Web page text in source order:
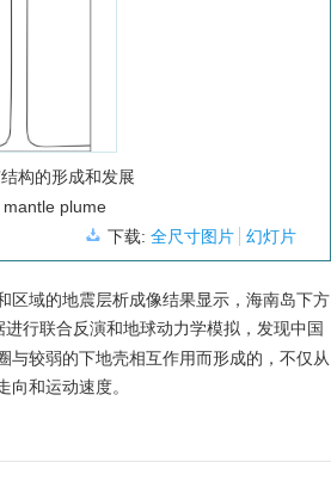
构的形成和发展
plume
下载:全尺寸图片 幻灯片
区域的地震层析成像结果显示，海南岛下方
行联合反演和地球动力学模拟，发现中国
与较弱的下地壳相互作用而形成的，不仅从
和运动速度。